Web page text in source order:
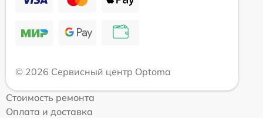
© 2026 Сервисный центр Optoma
Стоимость ремонта
Оплата и доставка